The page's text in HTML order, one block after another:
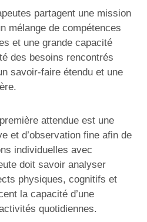
partagent une mission
mélange de compétences
et une grande capacité
des besoins rencontrés
savoir-faire étendu et une
attendue est une
et d’observation fine afin de
individuelles avec
doit savoir analyser
physiques, cognitifs et
la capacité d’une
quotidiennes.